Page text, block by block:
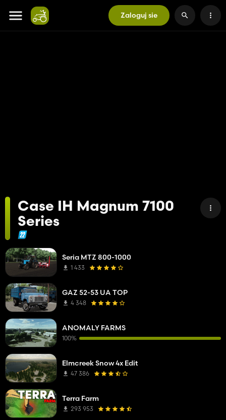
Zaloguj sie
Case IH Magnum 7100
Series
Seria MTZ 800-1000
1 433
GAZ 52-53 UA TOP
4 348
ANOMALY FARMS
100%
Elmcreek Snow 4x Edit
47 386
Terra Farm
293 953